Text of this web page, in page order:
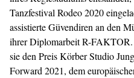
Tanzfestival Rodeo 2020
assistierte Güvendiren an den
ihrer Diplomarbeit R-
sie den Preis Körber Studio
Forward 2021, dem